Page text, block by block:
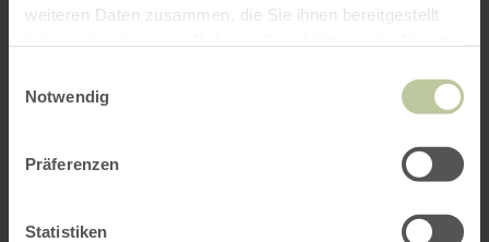
weiteren Daten zusammen, die Sie ihnen bereitgestellt
Notwendig
Präferenzen
Statistiken